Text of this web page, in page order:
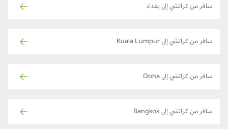
سافر من كراتشي إلى بغداد
سافر من كراتشي إلى Kuala Lumpur
سافر من كراتشي إلى Doha
سافر من كراتشي إلى Bangkok